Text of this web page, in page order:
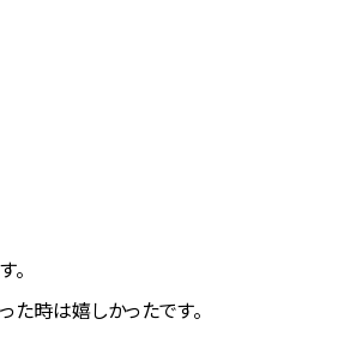
。
た時は嬉しかったです。